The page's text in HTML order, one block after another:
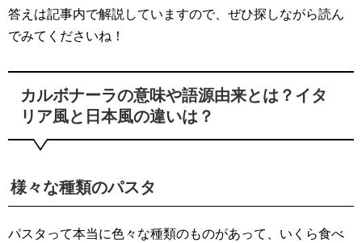
答えは記事内で解説していますので、ぜひ探しながら読ん
でみてくださいね！
カルボナーラの意味や語源由来とは？イタ
リア風と日本風の違いは？
様々な種類のパスタ
パスタって本当に色々な種類のものがあって、いくら食べ